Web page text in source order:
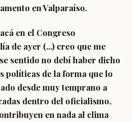
en Valparaíso.
en el Congreso
de ayer (...) creo queme
sentido no debí haber dicho
políticas de la forma que lo
desde muy temprano a
dentro del oficialismo,
en nada al clima